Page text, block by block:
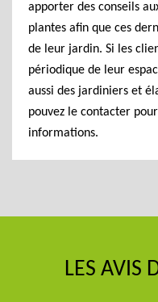
apporter des conseils
plantes afin que ces
de leur jardin. Si les
périodique de leur
aussi des jardiniers et
pouvez le contacter
informations.
LES AVIS